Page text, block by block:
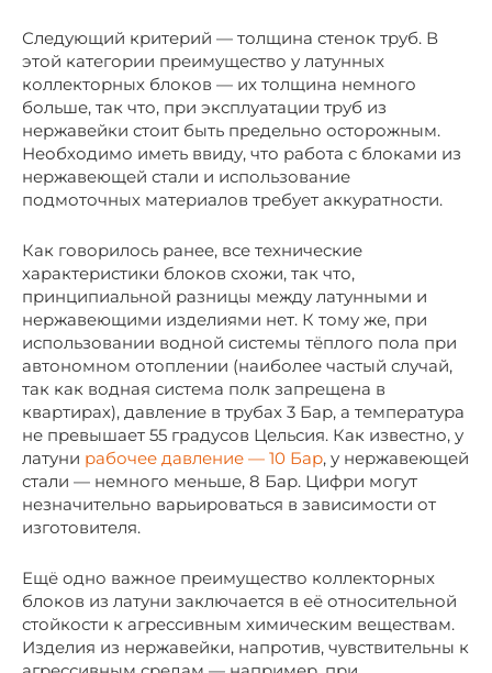
Следующий критерий — толщина стенок труб. В
этой категории преимущество у латунных
коллекторных блоков — их толщина немного
больше, так что, при эксплуатации труб из
нержавейки стоит быть предельно осторожным.
Необходимо иметь ввиду, что работа с блоками из
нержавеющей стали и использование
подмоточных материалов требует аккуратности.
Как говорилось ранее, все технические
характеристики блоков схожи, так что,
принципиальной разницы между латунными и
нержавеющими изделиями нет. К тому же, при
использовании водной системы тёплого пола при
автономном отоплении (наиболее частый случай,
так как водная система полк запрещена в
квартирах), давление в трубах 3 Бар, а температура
не превышает 55 градусов Цельсия. Как известно, у
латуни рабочее давление — 10 Бар, у нержавеющей
стали — немного меньше, 8 Бар. Цифри могут
незначительно варьироваться в зависимости от
изготовителя.
Ещё одно важное преимущество коллекторных
блоков из латуни заключается в её относительной
стойкости к агрессивным химическим веществам.
Изделия из нержавейки, напротив, чувствительны к